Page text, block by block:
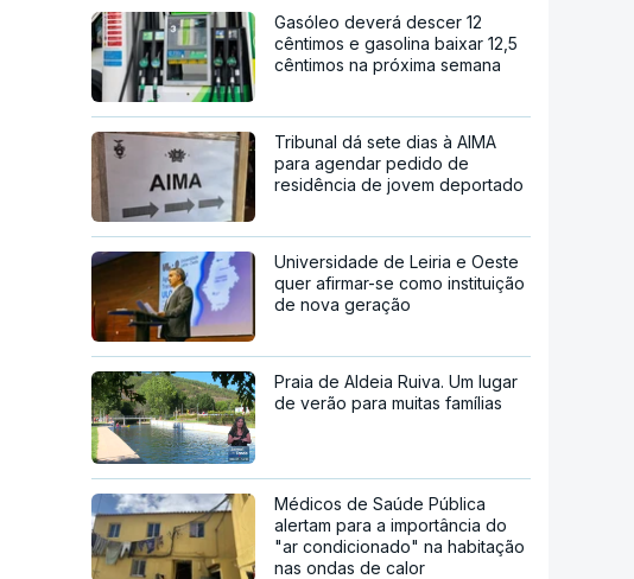
Gasóleo deverá descer 12
cêntimos e gasolina baixar 12,5
cêntimos na próxima semana
Tribunal dá sete dias à AIMA
para agendar pedido de
residência de jovem deportado
Universidade de Leiria e Oeste
quer afirmar-se como instituição
de nova geração
Praia de Aldeia Ruiva. Um lugar
de verão para muitas famílias
Médicos de Saúde Pública
alertam para a importância do
"ar condicionado" na habitação
nas ondas de calor